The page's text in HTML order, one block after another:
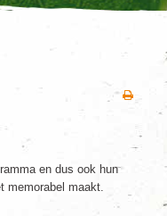
en dus ook hun
memorabel maakt.